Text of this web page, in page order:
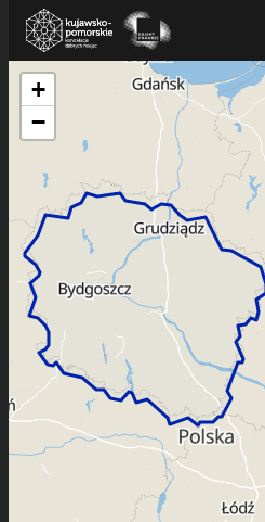
Znajdź atrakcję Znajdź
Znajdź atrakcję
Nazwa atrakcji
Miasto
Kategoria
+
−